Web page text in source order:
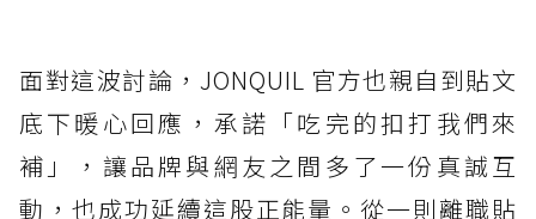
面對這波討論，JONQUIL 官方也親自到貼文
底下暖心回應，承諾「吃完的扣打我們來
補」，讓品牌與網友之間多了一份真誠互
動，也成功延續這股正能量。從一則離職貼